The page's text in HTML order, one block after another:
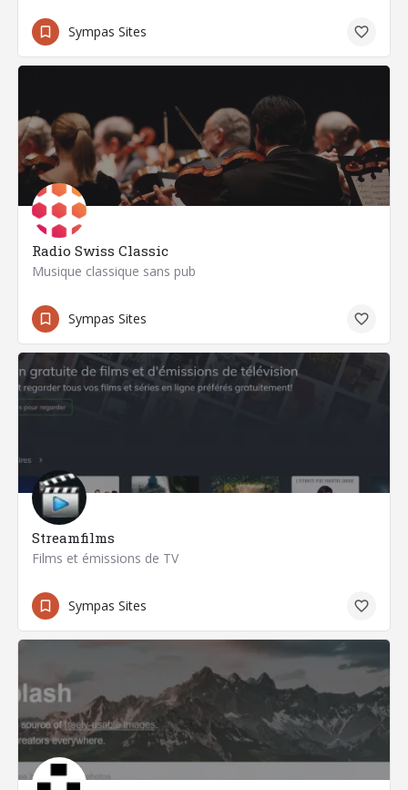
Sympas Sites
Radio Swiss Classic
Musique classique sans pub
Sympas Sites
Streamfilms
Films et émissions de TV
Sympas Sites